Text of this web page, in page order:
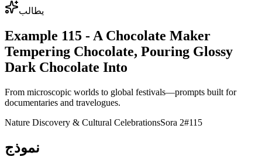
يطالب
Example 115 - A Chocolate Maker
Tempering Chocolate, Pouring Glossy
Dark Chocolate Into
From microscopic worlds to global festivals—prompts built for
documentaries and travelogues.
Nature Discovery & Cultural CelebrationsSora 2#115
نموذج